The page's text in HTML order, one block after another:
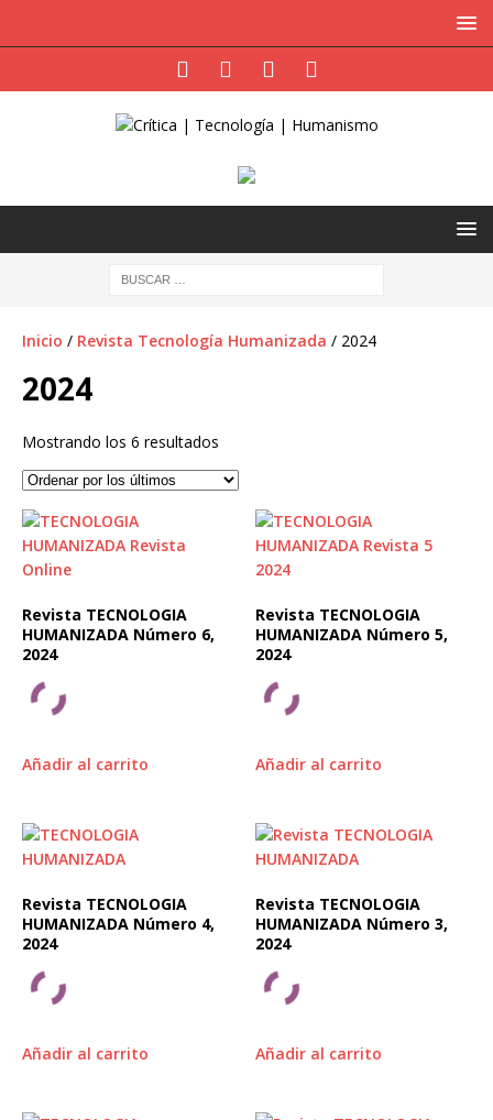
Inicio / Revista Tecnología Humanizada / 2024
2024
Mostrando los 6 resultados
Revista TECNOLOGIA
HUMANIZADA Número 6,
2024
Añadir al carrito
Revista TECNOLOGIA
HUMANIZADA Número 5,
2024
Añadir al carrito
Revista TECNOLOGIA
HUMANIZADA Número 4,
2024
Añadir al carrito
Revista TECNOLOGIA
HUMANIZADA Número 3,
2024
Añadir al carrito